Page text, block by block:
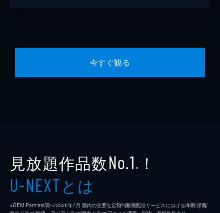
今すぐ観る
見放題作品数No.1 ※ ！
U-NEXTとは
※GEM Partners調べ/2026年7⽉ 国内の主要な定額制動画配信サービスにおける洋画/邦画/